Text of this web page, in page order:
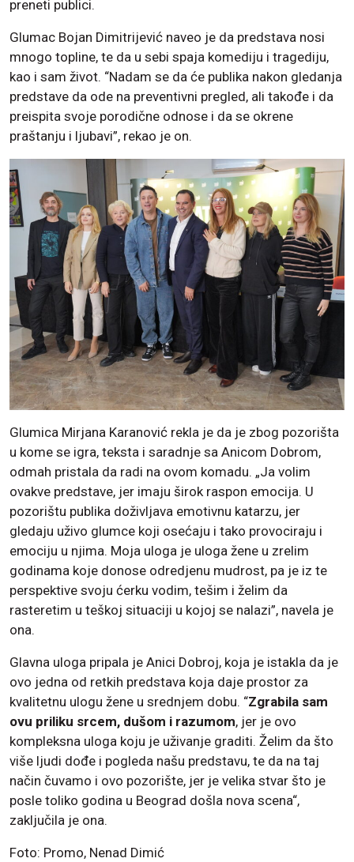
preneti publici.
Glumac Bojan Dimitrijević naveo je da predstava nosi
mnogo topline, te da u sebi spaja komediju i tragediju,
kao i sam život. “Nadam se da će publika nakon gledanja
predstave da ode na preventivni pregled, ali takođe i da
preispita svoje porodične odnose i da se okrene
praštanju i ljubavi”, rekao je on.
Glumica Mirjana Karanović rekla je da je zbog pozorišta
u kome se igra, teksta i saradnje sa Anicom Dobrom,
odmah pristala da radi na ovom komadu. „Ja volim
ovakve predstave, jer imaju širok raspon emocija. U
pozorištu publika doživljava emotivnu katarzu, jer
gledaju uživo glumce koji osećaju i tako provociraju i
emociju u njima. Moja uloga je uloga žene u zrelim
godinama koje donose odredjenu mudrost, pa je iz te
perspektive svoju ćerku vodim, tešim i želim da
rasteretim u teškoj situaciji u kojoj se nalazi”, navela je
ona.
Glavna uloga pripala je Anici Dobroj, koja je istakla da je
ovo jedna od retkih predstava koja daje prostor za
kvalitetnu ulogu žene u srednjem dobu. “Zgrabila sam
ovu priliku srcem, dušom i razumom, jer je ovo
kompleksna uloga koju je uživanje graditi. Želim da što
više ljudi dođe i pogleda našu predstavu, te da na taj
način čuvamo i ovo pozorište, jer je velika stvar što je
posle toliko godina u Beograd došla nova scena“,
zaključila je ona.
Foto: Promo, Nenad Dimić